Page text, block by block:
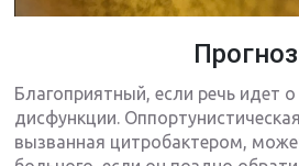
Прогноз
Благоприятный, если речь идет
дисфункции.
вызванная цитробактером,